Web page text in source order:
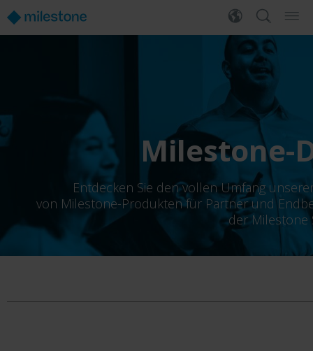
Milestone-
Entdecken Sie den vollen Umfang
von Milestone-Produkten für Partner und
der Milestone